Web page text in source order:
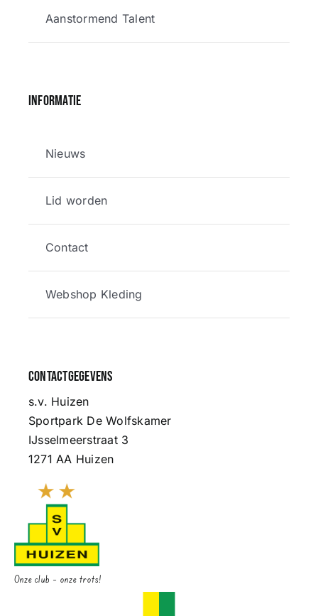
Aanstormend Talent
Informatie
Nieuws
Lid worden
Contact
Webshop Kleding
Contactgegevens
s.v. Huizen
Sportpark De Wolfskamer
IJsselmeerstraat 3
1271 AA Huizen
Onze club – onze trots!